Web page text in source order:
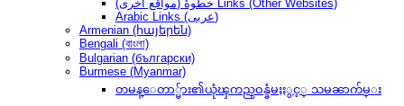
(مواقع أخرى) خطوةُ Links (Other Websites)
Arabic Links (عربى)
Armenian (հայերեն)
Bengali (বাংলা)
Bulgarian (български)
Burmese (Myanmar)
တမန္ေတာ္မ်ား၏ယုံၾကည္ဝန္ခံမႈႏွင့္ သမၼာက်မ္း